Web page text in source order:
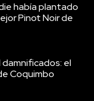
había plantado
Pinot Noir de
damnificados: el
Coquimbo